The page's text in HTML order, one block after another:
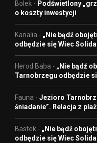
Bolek - Podświetlony
o koszty inwestycji
Kanalia - „Nie bądź
odbędzie się Wiec
Herod Baba - „Nie bądź
Tarnobrzegu odbędzie
Fauna - Jezioro
śniadanie”. Relacja z
Bastek - „Nie bądź
odbędzie się Wiec